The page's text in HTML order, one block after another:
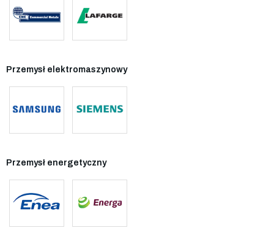
Przemysł elektromaszynowy
Przemysł energetyczny